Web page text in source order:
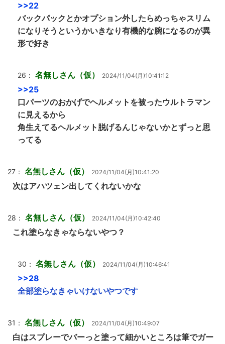
>>22
バックパックとかオプション外したらめっちゃスリム
になりそうというかいきなり有機的な腕になるのが異
形で好き
26： 名無しさん（仮） 2024/11/04(月)10:41:12
>>25
口パーツのおかげでヘルメットを被ったウルトラマン
に見えるから
角生えてるヘルメット脱げるんじゃないかとずっと思
ってる
27： 名無しさん（仮） 2024/11/04(月)10:41:20
次はアハツェン出してくれないかな
28： 名無しさん（仮） 2024/11/04(月)10:42:40
これ塗らなきゃならないやつ？
30： 名無しさん（仮） 2024/11/04(月)10:46:41
>>28
全部塗らなきゃいけないやつです
31： 名無しさん（仮） 2024/11/04(月)10:49:07
白はスプレーでバーっと塗って細かいところは筆でガー